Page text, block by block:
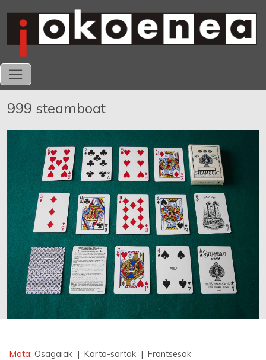
999 steamboat
Mota: Osagaiak | Karta-sortak | Frantsesak